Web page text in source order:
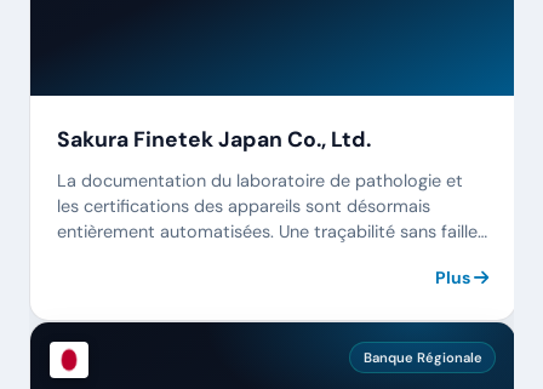
Sakura Finetek Japan Co., Ltd.
La documentation du laboratoire de pathologie et
les certifications des appareils sont désormais
entièrement automatisées. Une traçabilité sans faille
Plus
Banque Régionale